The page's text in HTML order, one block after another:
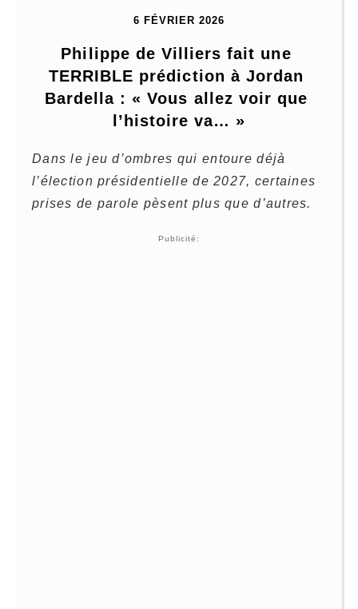
6 FÉVRIER 2026
Philippe de Villiers fait une
TERRIBLE prédiction à Jordan
Bardella : « Vous allez voir que
l’histoire va… »
Dans le jeu d’ombres qui entoure déjà
l’élection présidentielle de 2027, certaines
prises de parole pèsent plus que d’autres.
Publicité: